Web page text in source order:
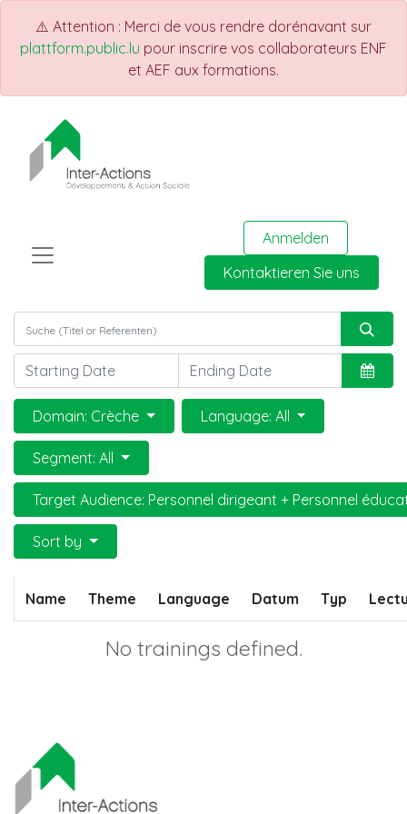
⚠️ Attention : Merci de vous rendre dorénavant sur
plattform.public.lu pour inscrire vos collaborateurs ENF
et AEF aux formations.
Anmelden
Kontaktieren Sie uns
Domain: Crèche Language: All
Segment: All
Target Audience: Personnel dirigeant + Personnel
Sort by
Name Theme Language Datum Typ
No trainings defined.